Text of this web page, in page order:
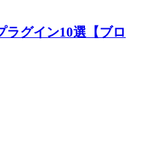
ラグイン10選【ブロ